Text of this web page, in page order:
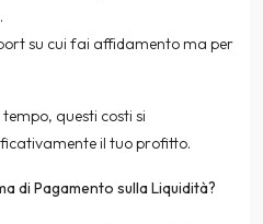
su cui fai affidamento ma per
questi costi si
il tuo profitto.
di Pagamento sulla Liquidità?